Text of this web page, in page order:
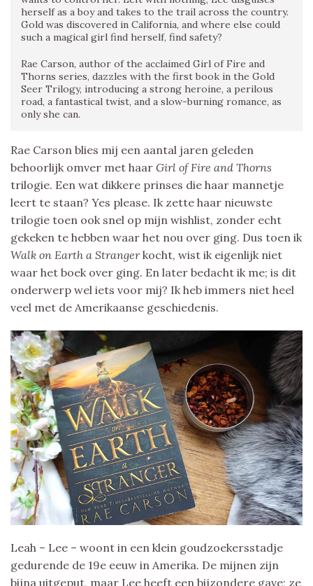
herself as a boy and takes to the trail across the country.
Gold was discovered in California, and where else could
such a magical girl find herself, find safety?
Rae Carson, author of the acclaimed Girl of Fire and
Thorns series, dazzles with the first book in the Gold
Seer Trilogy, introducing a strong heroine, a perilous
road, a fantastical twist, and a slow-burning romance, as
only she can.
Rae Carson blies mij een aantal jaren geleden
behoorlijk omver met haar Girl of Fire and Thorns
trilogie. Een wat dikkere prinses die haar mannetje
leert te staan? Yes please. Ik zette haar nieuwste
trilogie toen ook snel op mijn wishlist, zonder echt
gekeken te hebben waar het nou over ging. Dus toen ik
Walk on Earth a Strangerkocht, wist ik eigenlijk niet
waar het boek over ging. En later bedacht ik me; is dit
onderwerp wel iets voor mij? Ik heb immers niet heel
veel met de Amerikaanse geschiedenis.
Leah – Lee – woont in een klein goudzoekersstadje
gedurende de 19e eeuw in Amerika. De mijnen zijn
bijna uitgeput, maar Lee heeft een bijzondere gave; ze